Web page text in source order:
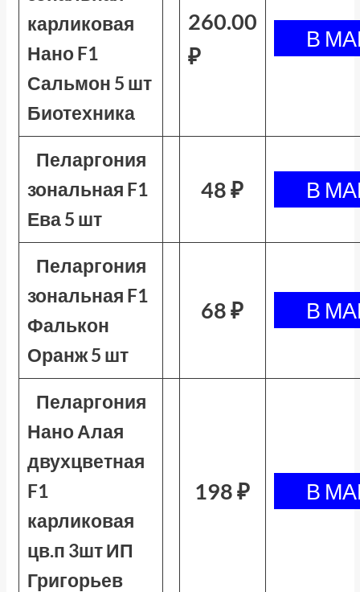
карликовая
Нано F1
Сальмон 5 шт
Биотехника
260.00
₽
Пеларгония
зональная F1
Ева 5 шт
48 ₽
Пеларгония
зональная F1
Фалькон
Оранж 5 шт
68 ₽
Пеларгония
Нано Алая
двухцветная
F1
карликовая
цв.п 3шт ИП
Григорьев
198 ₽